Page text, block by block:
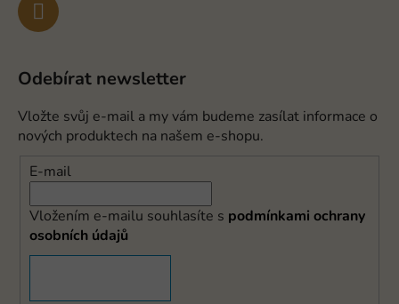
Odebírat newsletter
Vložte svůj e-mail a my vám budeme zasílat informace o
nových produktech na našem e-shopu.
E-mail
Vložením e-mailu souhlasíte s podmínkami ochrany
osobních údajů